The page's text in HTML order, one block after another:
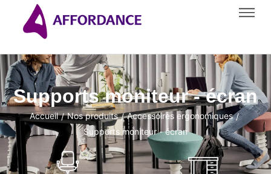
Supports moniteur - écran
Accueil / Nos produits / Accessoires ergonomiques /
Supports moniteur - écran